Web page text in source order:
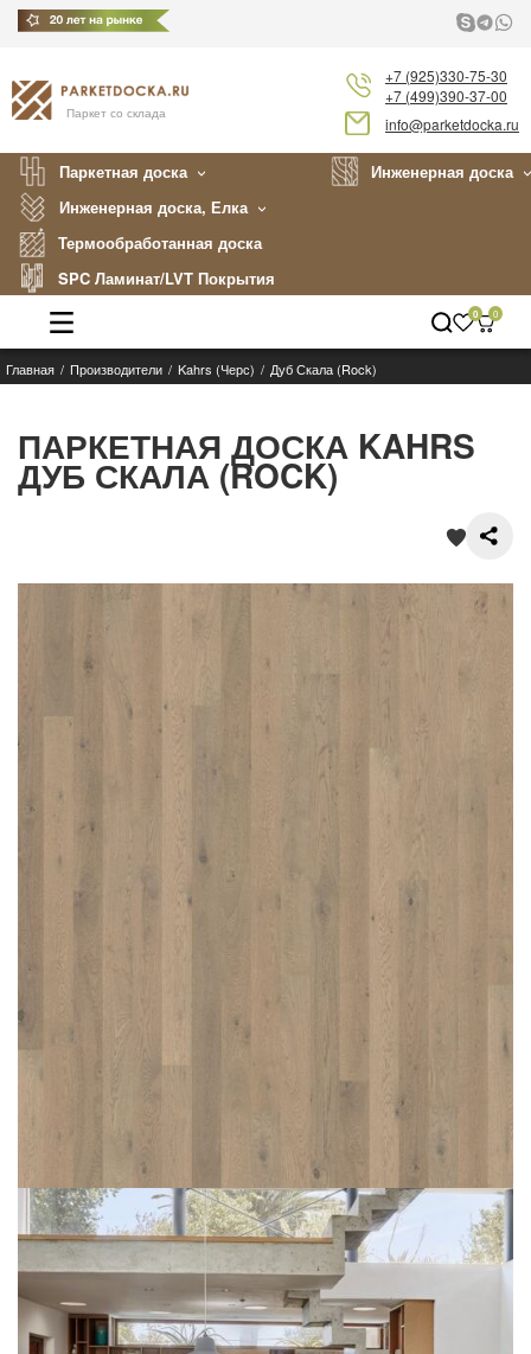
Паркет со склада
+7 (925)330-75-30
+7 (499)390-37-00
info@parketdocka.ru
Паркетная доска
Инженерная доска
Инженерная доска, Елка
Термообработанная доска
SPC Ламинат/LVT Покрытия
Каталог
Укладка
0 0
Главная Производители Kahrs (Черс) Дуб Скала (Rock)
ПАРКЕТНАЯ ДОСКА KAHRS
ДУБ СКАЛА (ROCK)